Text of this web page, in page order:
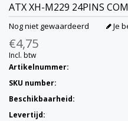
ATX XH-M229 24PINS
Nog niet gewaardeerd Je
€4,75
Incl. btw
Artikelnummer:
SKU number:
Beschikbaarheid:
Levertijd: